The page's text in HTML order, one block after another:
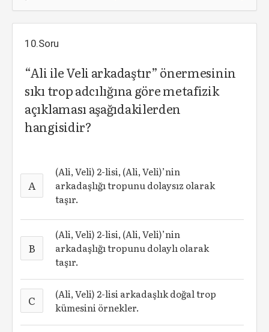
10.Soru
“Ali ile Veli arkadaştır” önermesinin
sıkı trop adcılığına göre metafizik
açıklaması aşağıdakilerden
hangisidir?
A
(Ali, Veli) 2-lisi, (Ali, Veli)’nin
arkadaşlığı tropunu dolaysız olarak
taşır.
B
(Ali, Veli) 2-lisi, (Ali, Veli)’nin
arkadaşlığı tropunu dolaylı olarak
taşır.
C
(Ali, Veli) 2-lisi arkadaşlık doğal trop
kümesini örnekler.